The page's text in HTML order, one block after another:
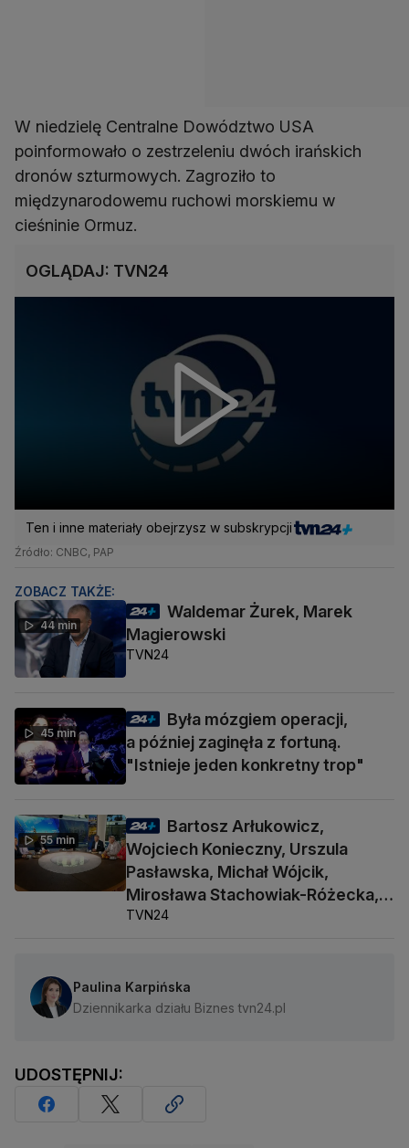
W niedzielę Centralne Dowództwo USA
poinformowało o zestrzeleniu dwóch irańskich
dronów szturmowych. Zagroziło to
międzynarodowemu ruchowi morskiemu w
cieśninie Ormuz.
OGLĄDAJ: TVN24
Ten i inne materiały obejrzysz w subskrypcji
Źródło: CNBC, PAP
ZOBACZ TAKŻE:
44 min
Waldemar Żurek, Marek
Magierowski
TVN24
45 min
Była mózgiem operacji,
a później zaginęła z fortuną.
"Istnieje jeden konkretny trop"
55 min
Bartosz Arłukowicz,
Wojciech Konieczny, Urszula
Pasławska, Michał Wójcik,
Mirosława Stachowiak-Różecka,
Barbara Socha
TVN24
Paulina Karpińska
Dziennikarka działu Biznes tvn24.pl
UDOSTĘPNIJ: